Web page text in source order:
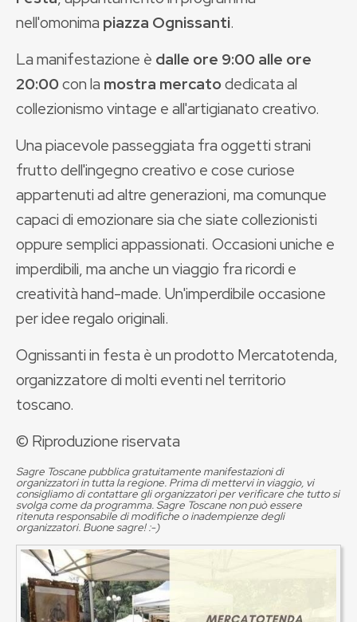
nell'omonima piazza Ognissanti.
La manifestazione è dalle ore 9:00 alle ore
20:00con la mostra mercatodedicata al
collezionismo vintage e all'artigianato creativo.
Una piacevole passeggiata fra oggetti strani
frutto dell'ingegno creativo e cose curiose
appartenuti ad altre generazioni, ma comunque
capaci di emozionare sia che siate collezionisti
oppure semplici appassionati. Occasioni uniche e
imperdibili, ma anche un viaggio fra ricordi e
creatività hand-made. Un'imperdibile occasione
per idee regalo originali.
Ognissanti in festa è un prodotto Mercatotenda,
organizzatore di molti eventi nel territorio
toscano.
© Riproduzione riservata
Sagre Toscane pubblica gratuitamente manifestazioni di
organizzatori in tutta la regione. Prima di mettervi in viaggio, vi
consigliamo di contattare gli organizzatori per verificare che tutto si
svolga come da programma. Sagre Toscane non può essere
ritenuta responsabile di modifiche o inadempienze degli
organizzatori. Buone sagre! :-)